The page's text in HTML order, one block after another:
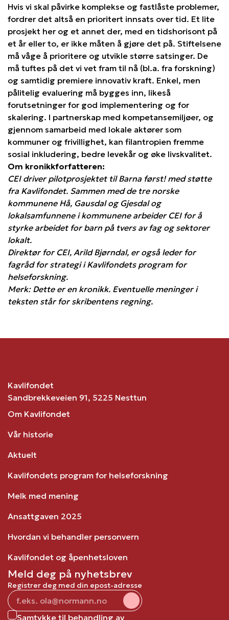
Hvis vi skal påvirke komplekse og fastlåste problemer,
fordrer det altså en prioritert innsats over tid. Et lite
prosjekt her og et annet der, med en tidshorisont på
et år eller to, er ikke måten å gjøre det på. Stiftelsene
må våge å prioritere og utvikle større satsinger. De
må tuftes på det vi vet fram til nå (bl.a. fra forskning)
og samtidig premiere innovativ kraft. Enkel, men
pålitelig evaluering må bygges inn, likeså
forutsetninger for god implementering og for
skalering. I partnerskap med kompetansemiljøer, og
gjennom samarbeid med lokale aktører som
kommuner og frivillighet, kan filantropien fremme
sosial inkludering, bedre levekår og øke livskvalitet.
Om kronikkforfatteren:
CEI driver pilotprosjektet til Barna først! med støtte
fra Kavlifondet. Sammen med de tre norske
kommunene Hå, Gausdal og Gjesdal og
lokalsamfunnene i kommunene arbeider CEI for å
styrke arbeidet for barn på tvers av fag og sektorer
lokalt.
Direktør for CEI, Arild Bjørndal, er også leder for
fagråd for strategi i Kavlifondets program for
helseforskning.
Merk: Dette er en kronikk. Eventuelle meninger i
teksten står for skribentens regning.
Kavlifondet
Sandbrekkeveien 91, 5225 Nesttun
Om Kavlifondet
Vår historie
Aktuelt
Kavlifondets program for helseforskning
Melk med mening
Ansattgaven 2025
Hvordan vi behandler personvern
Kavlifondet og åpenhetsloven
Meld deg på nyhetsbrev
Registrer deg med din epost-adresse
Samtykke til behandling av